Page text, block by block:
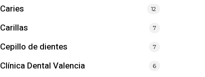
Caries 12
Carillas 7
Cepillo de dientes 7
Clínica Dental Valencia 6